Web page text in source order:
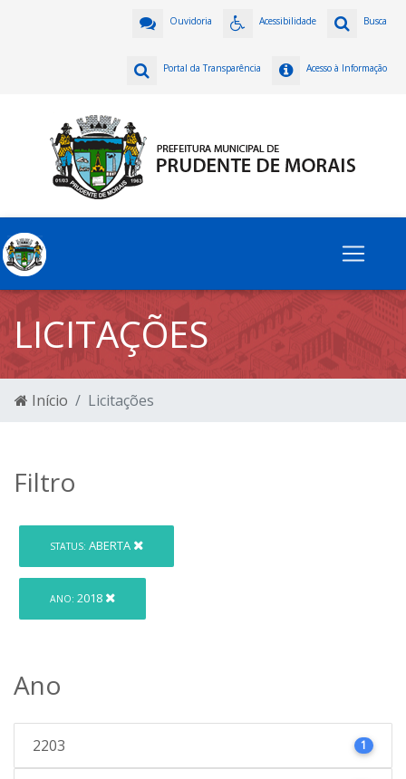
Busca
Acessibilidade
Ouvidoria
Acesso à Informação
Portal da Transparência
LICITAÇÕES
Início Licitações
Filtro
STATUS: ABERTA
ANO: 2018
Ano
2203 1